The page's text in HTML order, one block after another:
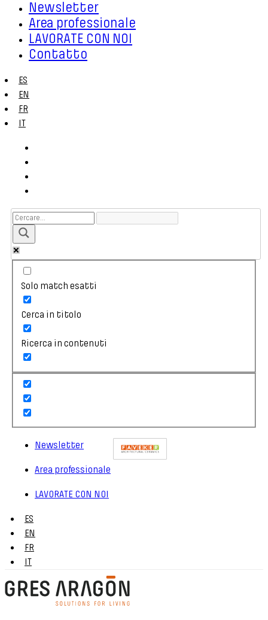
Newsletter
Area professionale
LAVORATE CON NOI
Contatto
ES
EN
FR
IT
Solo match esatti
Cerca in titolo
Ricerca in contenuti
Newsletter
Area professionale
LAVORATE CON NOI
ES
EN
FR
IT